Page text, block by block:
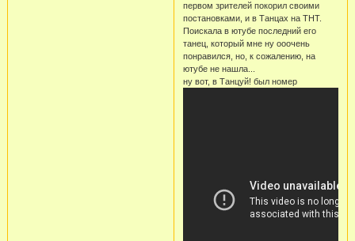
первом зрителей покорил своими
постановками, и в Танцах на ТНТ.
Поискала в ютубе последний его
танец, который мне ну ооочень
понравился, но, к сожалению, на
ютубе не нашла...
ну вот, в Танцуй! был номер